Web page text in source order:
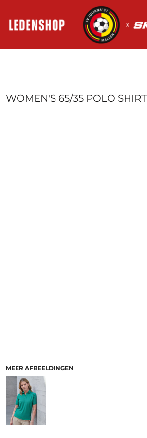
WOMEN'S 65/35 POLO SHIRT
MEER AFBEELDINGEN
REGISTREER